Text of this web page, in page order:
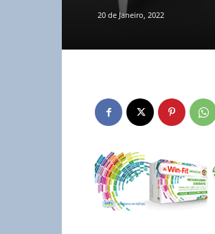
20 de Janeiro, 2022